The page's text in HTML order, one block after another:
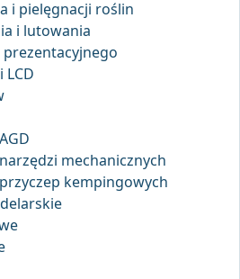
i pielęgnacji roślin
i lutowania
mechanicznych
kempingowych